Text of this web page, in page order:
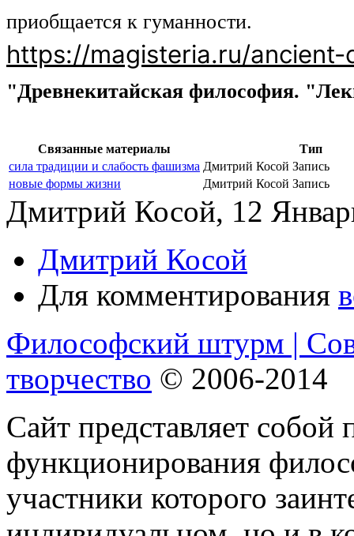
приобщается к гуманности.
https://magisteria.ru/
"Древнекитайская философия.
Связанные материалы
Тип
сила традиции и слабость фашизма Дмитрий Косой Запись
новые формы жизни
Дмитрий Косой Запись
Дмитрий Косой, 12
Дмитрий Косой
Для комментирования
Философский штурм |
творчество © 2006-2014
Сайт представляет собой
функционирования
участники которого